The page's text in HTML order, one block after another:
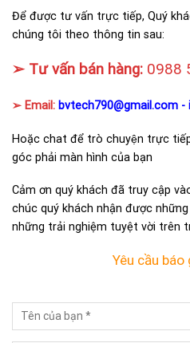
Để được tư vấn trực tiếp, Quý
chúng tôi theo thông tin sau:
➢ Tư vấn bán hàng: 0988
➢ Email: bvtech790@gmail.com -
Hoặc chat để trò chuyện trực
góc phải màn hình của bạn
Cảm ơn quý khách đã truy cập
chúc quý khách nhận được
những trải nghiệm tuyệt vời trên
Yêu cầu báo